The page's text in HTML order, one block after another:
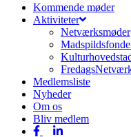
Menu
Kommende møder
Aktiviteter
Netværksmøder
Medlemsliste
Nyheder
Om os
Bliv medlem
facebooklinkedin